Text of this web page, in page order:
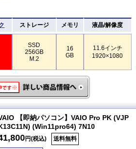
ストレージ メモリ 液晶/解像度
SSD
256GB
M.2
16
GB
11.6インチ
1920×1080
【即納パソコン】VAIO Pro PK (VJP
(Win11pro64) 7N10
円(税込) 送料無料